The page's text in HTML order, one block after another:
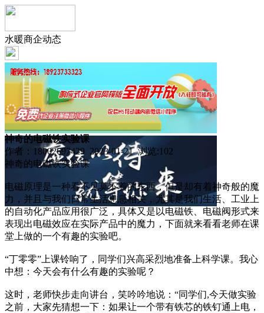
水暖商企动态
神奇的电磁铁实验课
作者：18002697429 2023-01-21 浏览:102
神奇的电磁铁实验课
电磁原理是一种看不见莫不着的东西，但是却有着神奇般的魔
力，并且与我们日常生活息息相关，尤其是我们生活、工业上
的自动化产品应用很广泛，具体又是以电磁铁、电磁阀形式来
表现出电磁效应在实际产品中的魔力，下面就来看看老师在课
堂上做的一个有趣的实验吧。
“丁零零”上课铃响了，同学们兴高采烈地准备上科学课。我心
中想：今天会有什么有趣的实验呢？
这时，老师快步走向讲台，笑吟吟地说：“同学们,今天做实验
之前，大家先猜想一下：如果让一个带有铁芯的铁钉通上电，